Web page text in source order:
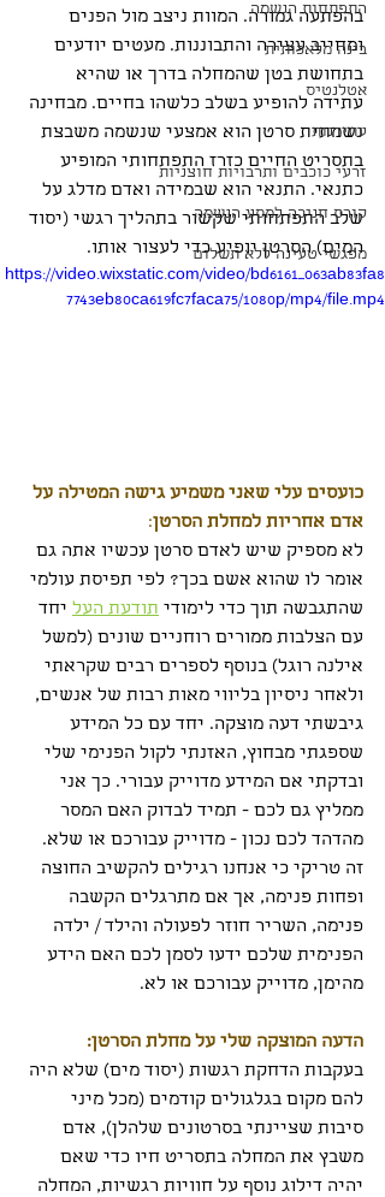
התפתחות הנשמה
בינה מלאכותית
אטלנטיס
עתידנות
זרעי כוכבים ותרבויות חוצניות
קורס חניכה למסע הנשמה
מפגשי טעינה ללא תשלום
בהפתעה גמורה. המוות ניצב מול הפנים
ומחייב עצירה והתבוננות. מעטים יודעים
בתחושת בטן שהמחלה בדרך או שהיא
עתידה להופיע בשלב כלשהו בחיים. מבחינה
נשמתית סרטן הוא אמצעי שנשמה משבצת
בתסריט החיים כזרז התפתחותי המופיע
כתנאי. התנאי הוא שבמידה ואדם מדלג על
שלב התפתחותי שקשור בתהליך רגשי (יסוד
המים) הסרטן יופיע כדי לעצור אותו.
https://video.wixstatic.com/video/bd6161_063ab83fa8
7743eb80ca619fc7faca75/1080p/mp4/file.mp4
כועסים עלי שאני משמיע גישה המטילה על
אדם אחריות למחלת הסרטן:
לא מספיק שיש לאדם סרטן עכשיו אתה גם
אומר לו שהוא אשם בכך? לפי תפיסת עולמי
שהתגבשה תוך כדי לימודי תודעת העל יחד
עם הצלבות ממורים רוחניים שונים (למשל
אילנה רוגל) בנוסף לספרים רבים שקראתי
ולאחר ניסיון בליווי מאות רבות של אנשים,
גיבשתי דעה מוצקה. יחד עם כל המידע
שספגתי מבחוץ, האזנתי לקול הפנימי שלי
ובדקתי אם המידע מדוייק עבורי. כך אני
ממליץ גם לכם - תמיד לבדוק האם המסר
מהדהד לכם נכון - מדוייק עבורכם או שלא.
זה טריקי כי אנחנו רגילים להקשיב החוצה
ופחות פנימה, אך אם מתרגלים הקשבה
פנימה, השריר חוזר לפעולה והילד / ילדה
הפנימית שלכם ידעו לסמן לכם האם הידע
מהימן, מדוייק עבורכם או לא.
הדעה המוצקה שלי על מחלת הסרטן:
בעקבות הדחקת רגשות (יסוד מים) שלא היה
להם מקום בגלגולים קודמים (מכל מיני
סיבות שציינתי בסרטונים שלהלן), אדם
משבץ את המחלה בתסריט חיו כדי שאם
יהיה דילוג נוסף על חוויות רגשיות, המחלה